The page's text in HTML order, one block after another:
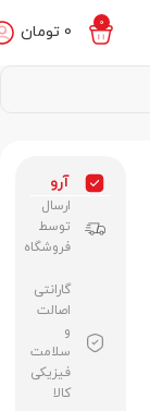
0
0 تومان
آرو
ارسال
توسط
فروشگاه
گارانتی
اصالت
و
سلامت
فیزیکی
کالا